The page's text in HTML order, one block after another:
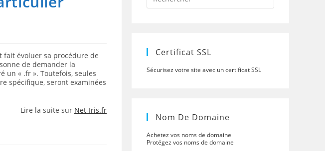
fait évoluer sa procédure de
de demander la
un « .fr ». Toutefois, seules
spécifique, seront examinées
Lire la suite sur Net-Iris.fr
to
Certificat SSL
Sécurisez votre site avec un certificat SSL
Nom De Domaine
Achetez vos noms de domaine
Protégez vos noms de domaine